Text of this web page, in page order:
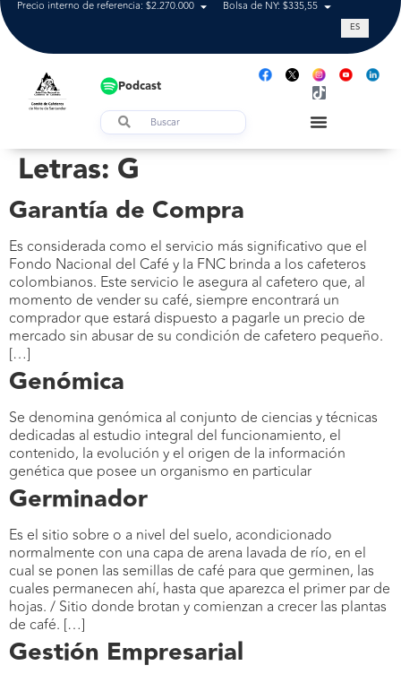
Precio interno de referencia: $2.270.000 Bolsa de NY: $335,55 Tasa de
ES
Podcast
Letras: G
Garantía de Compra
Es considerada como el servicio más significativo que el
Fondo Nacional del Café y la FNC brinda a los cafeteros
colombianos. Este servicio le asegura al cafetero que, al
momento de vender su café, siempre encontrará un
comprador que estará dispuesto a pagarle un precio de
mercado sin abusar de su condición de cafetero pequeño.
[…]
Genómica
Se denomina genómica al conjunto de ciencias y técnicas
dedicadas al estudio integral del funcionamiento, el
contenido, la evolución y el origen de la información
genética que posee un organismo en particular
Germinador
Es el sitio sobre o a nivel del suelo, acondicionado
normalmente con una capa de arena lavada de río, en el
cual se ponen las semillas de café para que germinen, las
cuales permanecen ahí, hasta que aparezca el primer par de
hojas. / Sitio donde brotan y comienzan a crecer las plantas
de café. […]
Gestión Empresarial